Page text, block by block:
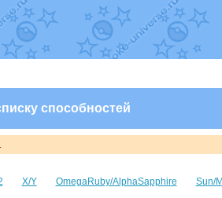
способностей
X/Y OmegaRuby/AlphaSapphire Sun/